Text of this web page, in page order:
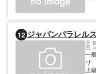
ト
12 ジャパンパラレル
一
り
上